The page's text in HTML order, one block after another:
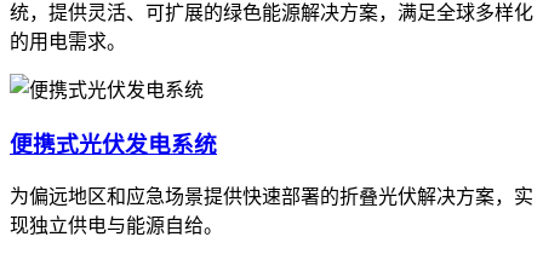
统，提供灵活、可扩展的绿色能源解决方案，满足全球多样化
的用电需求。
便携式光伏发电系统
为偏远地区和应急场景提供快速部署的折叠光伏解决方案，实
现独立供电与能源自给。